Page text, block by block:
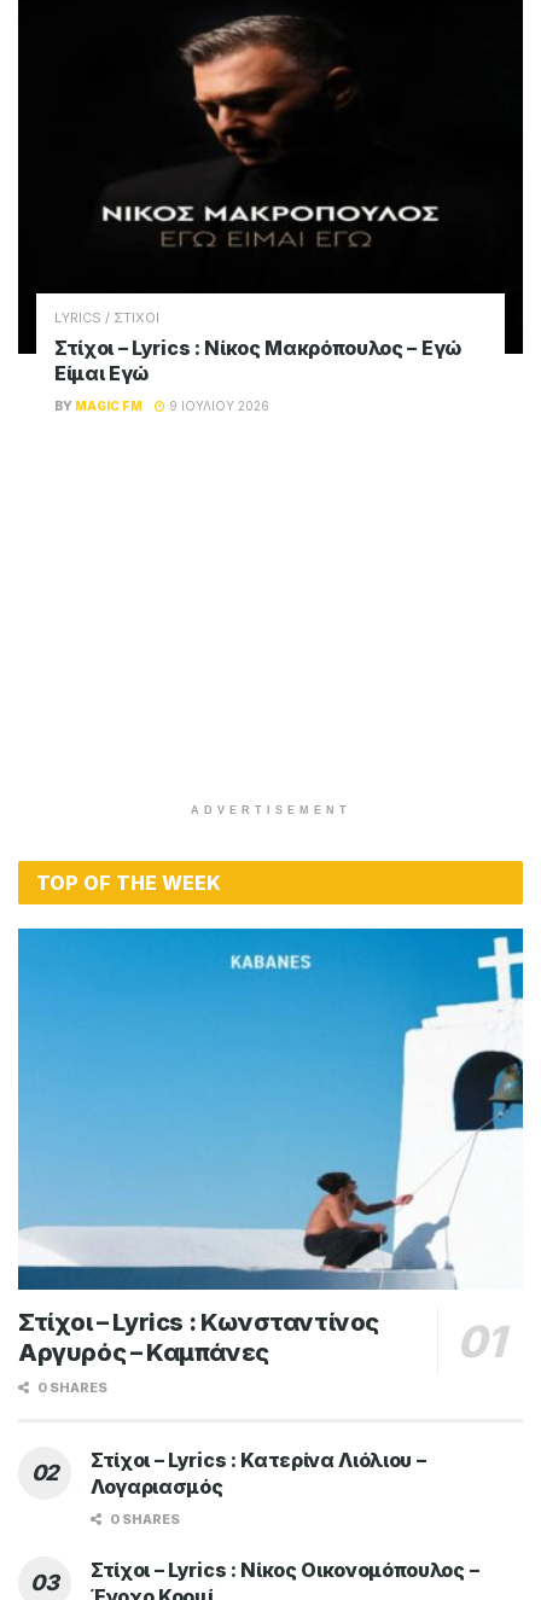
LYRICS / ΣΤΙΧΟΙ
Στίχοι – Lyrics : Νίκος Μακρόπουλος – Εγώ
Είμαι Εγώ
BY MAGIC FM 9 ΙΟΥΛΊΟΥ 2026
ADVERTISEMENT
TOP OF THE WEEK
Στίχοι – Lyrics : Κωνσταντίνος
Αργυρός – Καμπάνες
0 SHARES
Στίχοι – Lyrics : Κατερίνα Λιόλιου –
Λογαριασμός
0 SHARES
Στίχοι – Lyrics : Νίκος Οικονομόπουλος –